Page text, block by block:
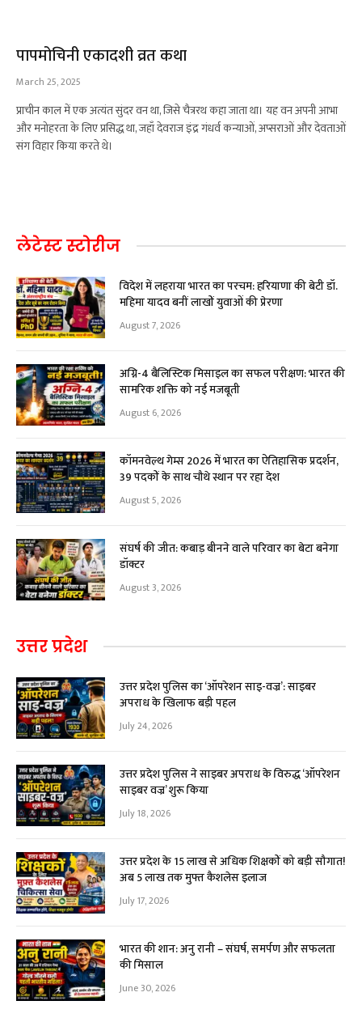
पापमोचिनी एकादशी व्रत कथा
March 25, 2025
प्राचीन काल में एक अत्यंत सुंदर वन था, जिसे चैत्ररथ कहा जाता था। यह वन अपनी आभा
और मनोहरता के लिए प्रसिद्ध था, जहाँ देवराज इंद्र गंधर्व कन्याओं, अप्सराओं और देवताओं
संग विहार किया करते थे।
लेटेस्ट स्टोरीज
विदेश में लहराया भारत का परचम: हरियाणा की बेटी डॉ.
महिमा यादव बनीं लाखों युवाओं की प्रेरणा
August 7, 2026
अग्नि-4 बैलिस्टिक मिसाइल का सफल परीक्षण: भारत की
सामरिक शक्ति को नई मजबूती
August 6, 2026
कॉमनवेल्थ गेम्स 2026 में भारत का ऐतिहासिक प्रदर्शन,
39 पदकों के साथ चौथे स्थान पर रहा देश
August 5, 2026
संघर्ष की जीत: कबाड़ बीनने वाले परिवार का बेटा बनेगा
डॉक्टर
August 3, 2026
उत्तर प्रदेश
उत्तर प्रदेश पुलिस का ‘ऑपरेशन साइ-वज्र’: साइबर
अपराध के खिलाफ बड़ी पहल
July 24, 2026
उत्तर प्रदेश पुलिस ने साइबर अपराध के विरुद्ध ‘ऑपरेशन
साइबर वज्र’ शुरू किया
July 18, 2026
उत्तर प्रदेश के 15 लाख से अधिक शिक्षकों को बड़ी सौगात!
अब ₹5 लाख तक मुफ्त कैशलेस इलाज
July 17, 2026
भारत की शान: अनु रानी – संघर्ष, समर्पण और सफलता
की मिसाल
June 30, 2026